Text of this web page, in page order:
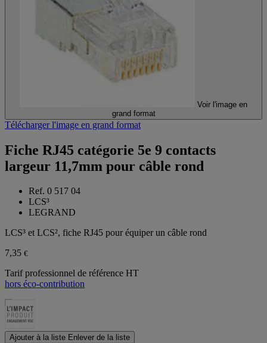
Voir l'image en
grand format
Télécharger l'image en grand format
Fiche RJ45 catégorie 5e 9 contacts
largeur 11,7mm pour câble rond
Ref. 0 517 04
LCS³
LEGRAND
LCS³ et LCS², fiche RJ45 pour équiper un câble rond
7,35 €
Tarif professionnel de référence HT
hors éco-contribution
Ajouter à la liste Enlever de la liste